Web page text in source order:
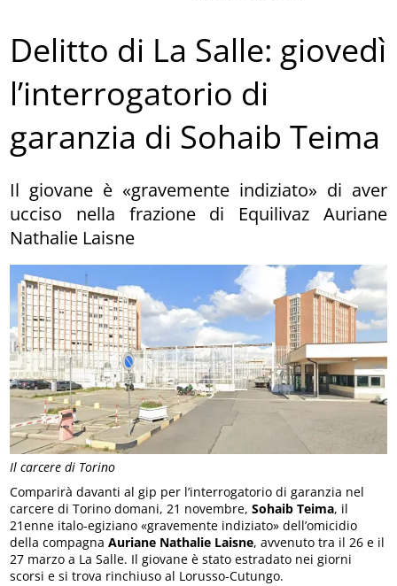
Il carcere di Torino
Delitto di La Salle: giovedì
l’interrogatorio di
garanzia di Sohaib Teima
Il giovane è «gravemente indiziato» di aver
ucciso nella frazione di Equilivaz Auriane
Nathalie Laisne
Comparirà davanti al gip per l’interrogatorio di garanzia nel
carcere di Torino domani, 21 novembre,Sohaib Teima, il
21enne italo-egiziano «gravemente indiziato» dell’omicidio
della compagnaAuriane Nathalie Laisne, avvenuto tra il 26 e il
27 marzo a La Salle. Il giovane è stato estradato nei giorni
scorsi e si trova rinchiuso al Lorusso-Cutungo.